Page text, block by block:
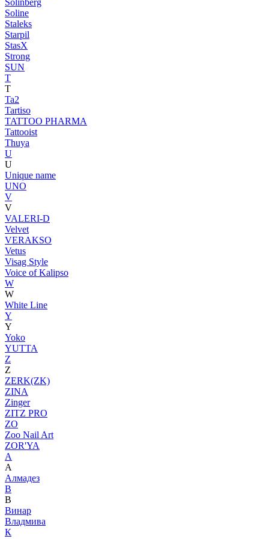
Solinberg
Soline
Staleks
Starpil
StasX
Strong
SUN
T
T
Ta2
Tartiso
TATTOO PHARMA
Tattooist
Thuya
U
U
Unique name
UNO
V
V
VALERI-D
Velvet
VERAKSO
Vetus
Visag Style
Voice of Kalipso
W
W
White Line
Y
Y
Yoko
YUTTA
Z
Z
ZERK(ZK)
ZINA
Zinger
ZITZ PRO
ZO
Zoo Nail Art
ZOR'YA
А
А
Алмадез
В
В
Винар
Владмива
К